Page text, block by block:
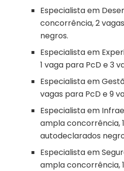
Especialista em
concorrência, 2
negros.
Especialista em
1 vaga para PcD e 3
Especialista em
vagas para PcD e 9
Especialista em
ampla concorrência,
autodeclarados
Especialista em
ampla concorrência,